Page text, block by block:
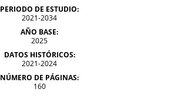
PERIODO DE ESTUDIO:
2021-2034
AÑO BASE:
2025
DATOS HISTÓRICOS:
2021-2024
NÚMERO DE PÁGINAS:
160